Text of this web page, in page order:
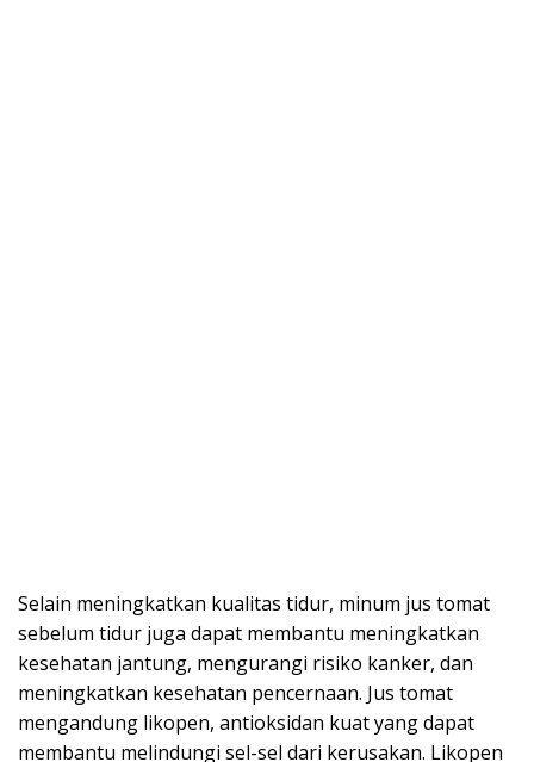
Selain meningkatkan kualitas tidur, minum jus tomat
sebelum tidur juga dapat membantu meningkatkan
kesehatan jantung, mengurangi risiko kanker, dan
meningkatkan kesehatan pencernaan. Jus tomat
mengandung likopen, antioksidan kuat yang dapat
membantu melindungi sel-sel dari kerusakan. Likopen